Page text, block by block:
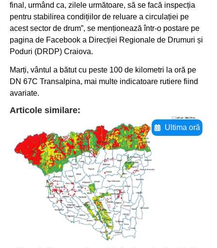
final, urmând ca, zilele următoare, să se facă inspecția
pentru stabilirea condițiilor de reluare a circulației pe
acest sector de drum”, se menționează într-o postare pe
pagina de Facebook a Direcției Regionale de Drumuri și
Poduri (DRDP) Craiova.
Marți, vântul a bătut cu peste 100 de kilometri la oră pe
DN 67C Transalpina, mai multe indicatoare rutiere fiind
avariate.
Articole similare:
Ultima oră
Adaugă aici textul pentru
subtitluAdaugă aici
textul pentru
subtitluAdaugă aici
textul pentru
subtitluAdaugă aici
textul pentru subti